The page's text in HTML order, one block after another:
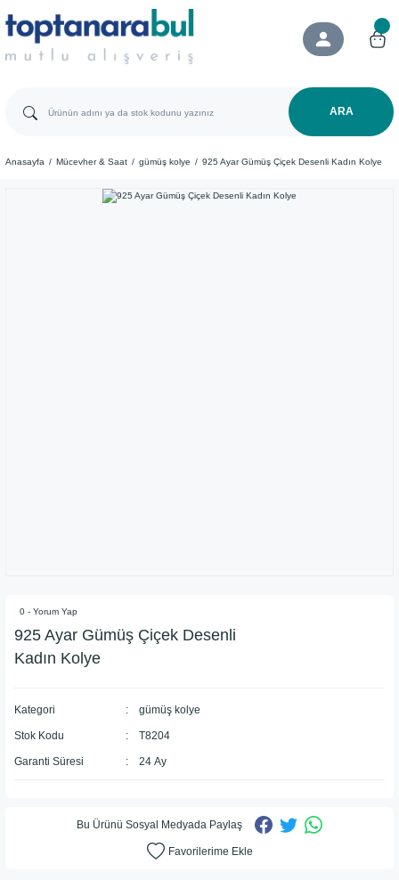
ARA
Anasayfa Mücevher & Saat gümüş kolye 925 Ayar ​Gümüş Çiçek Desenli Kadın Kolye
0 - Yorum Yap
925 Ayar ​Gümüş Çiçek Desenli
Kadın Kolye
Kategori gümüş kolye
Stok Kodu T8204
Garanti Süresi 24 Ay
Bu Ürünü Sosyal Medyada Paylaş